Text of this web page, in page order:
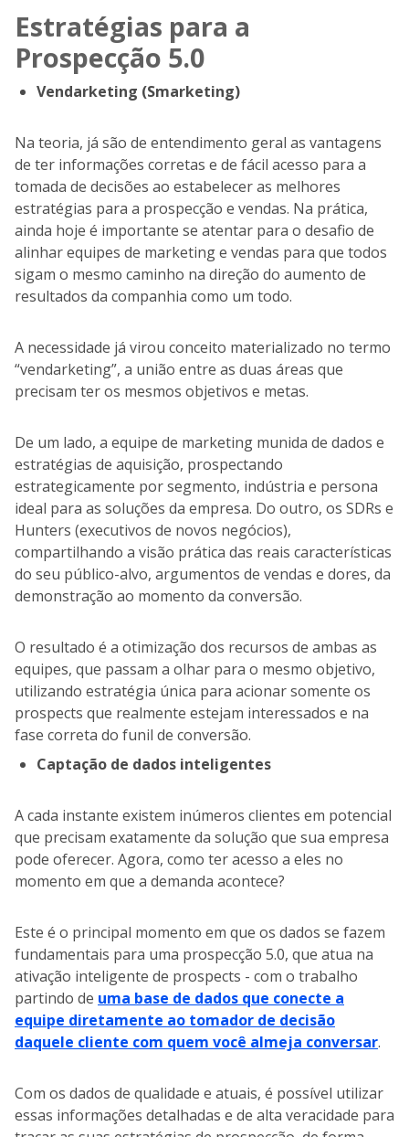
Estratégias para a
Prospecção 5.0
Vendarketing (Smarketing)
Na teoria, já são de entendimento geral as vantagens
de ter informações corretas e de fácil acesso para a
tomada de decisões ao estabelecer as melhores
estratégias para a prospecção e vendas. Na prática,
ainda hoje é importante se atentar para o desafio de
alinhar equipes de marketing e vendas para que todos
sigam o mesmo caminho na direção do aumento de
resultados da companhia como um todo.
A necessidade já virou conceito materializado no termo
“vendarketing”, a união entre as duas áreas que
precisam ter os mesmos objetivos e metas.
De um lado, a equipe de marketing munida de dados e
estratégias de aquisição, prospectando
estrategicamente por segmento, indústria e persona
ideal para as soluções da empresa. Do outro, os SDRs e
Hunters (executivos de novos negócios),
compartilhando a visão prática das reais características
do seu público-alvo, argumentos de vendas e dores, da
demonstração ao momento da conversão.
O resultado é a otimização dos recursos de ambas as
equipes, que passam a olhar para o mesmo objetivo,
utilizando estratégia única para acionar somente os
prospects que realmente estejam interessados e na
fase correta do funil de conversão.
Captação de dados inteligentes
A cada instante existem inúmeros clientes em potencial
que precisam exatamente da solução que sua empresa
pode oferecer. Agora, como ter acesso a eles no
momento em que a demanda acontece?
Este é o principal momento em que os dados se fazem
fundamentais para uma prospecção 5.0, que atua na
ativação inteligente de prospects - com o trabalho
partindo de uma base de dados que conecte a
equipe diretamente ao tomador de decisão
daquele cliente com quem você almeja conversar.
Com os dados de qualidade e atuais, é possível utilizar
essas informações detalhadas e de alta veracidade para